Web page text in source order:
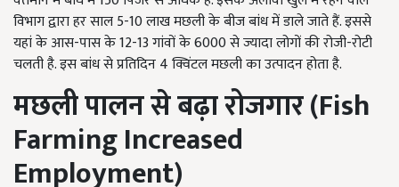
विभाग द्वारा हर साल 5-10 लाख मछली के बीज बांध में डाले जाते हैं. इससे
यहां के आस-पास के 12-13 गांवों के 6000 से ज्यादा लोगों की रोजी-रोटी
चलती है. इस बांध से प्रतिदिन 4 क्विंटल मछली का उत्पादन होता है.
मछली पालन से बढ़ा रोजगार(Fish
Farming Increased
Employment)